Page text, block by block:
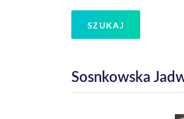
SZUKAJ
Sosnkowska